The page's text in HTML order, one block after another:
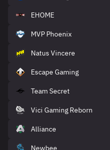
EHOME
MVP Phoenix
Natus Vincere
Escape Gaming
Team Secret
Vici Gaming Reborn
Alliance
Newbee